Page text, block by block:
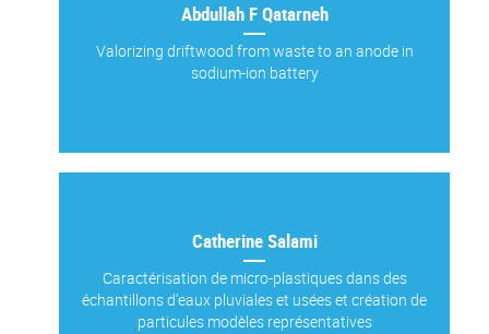
Abdullah F Qatarneh
Valorizing driftwood from waste to an anode in
sodium-ion battery
Catherine Salami
Caractérisation de micro-plastiques dans des
échantillons d'eaux pluviales et usées et création de
particules modèles représentatives